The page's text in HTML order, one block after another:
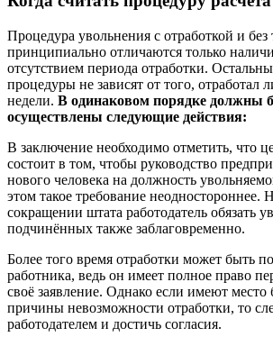
Процедура увольнения с отработкой и без
принципиально отличаются только
отсутствием периода отработки.
процедуры не зависят от того, отработал
недели. В одинаковом порядке должны
осуществлены следующие действия:
В заключение необходимо отметить, что
состоит в том, чтобы руководство
нового человека на должность
этом такое требование неодностороннее.
сокращении штата работодатель обязать
подчинённых также заблаговременно.
Более того время отработки может быть
работника, ведь он имеет полное право
своё заявление. Однако если имеют
причины невозможности отработки, то
работодателем и достичь согласия.